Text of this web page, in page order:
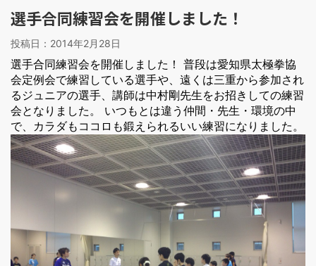
選手合同練習会を開催しました！
投稿日： 2014年2月28日
選手合同練習会を開催しました！ 普段は愛知県太極拳協
会定例会で練習している選手や、遠くは三重から参加され
るジュニアの選手、講師は中村剛先生をお招きしての練習
会となりました。 いつもとは違う仲間・先生・環境の中
で、カラダもココロも鍛えられるいい練習になりました。